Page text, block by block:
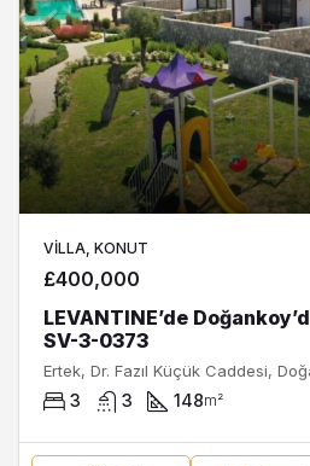
VILLA, KONUT
£400,000
LEVANTINE’de
SV-3-0373
3 3 148m²